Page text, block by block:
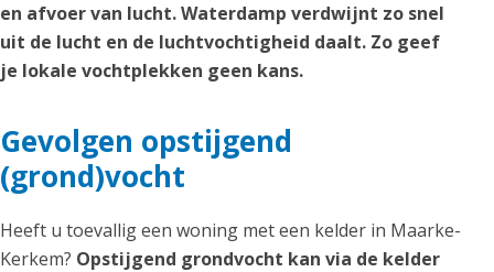
en afvoer van lucht. Waterdamp verdwijnt zo snel
uit de lucht en de luchtvochtigheid daalt. Zo geef
je lokale vochtplekken geen kans.
Gevolgen opstijgend
(grond)vocht
Heeft u toevallig een woning met een kelder in Maarke-
Kerkem? Opstijgend grondvocht kan via de kelder